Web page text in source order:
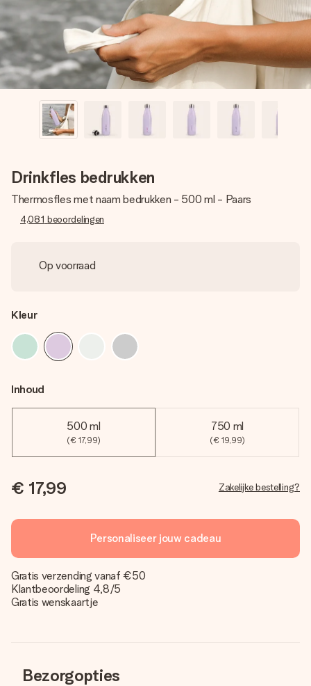
Drinkfles bedrukken
Thermosfles met naam bedrukken - 500 ml - Paars
4,081 beoordelingen
Op voorraad
Kleur
Inhoud
500 ml
(€ 17,99)
750 ml
(€ 19,99)
€ 17,99 Zakelijke bestelling?
Personaliseer jouw cadeau
Gratis verzending vanaf €50
Klantbeoordeling 4,8/5
Gratis wenskaartje
Bezorgopties